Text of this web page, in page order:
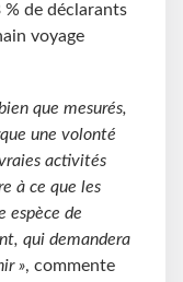
% de déclarants
voyage
que mesurés,
une volonté
activités
à ce que les
espèce de
qui demandera
», commente